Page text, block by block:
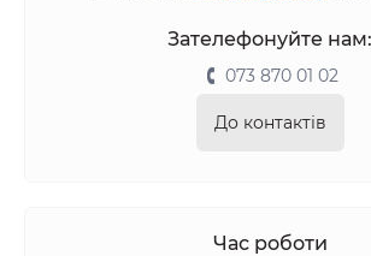
Зателефонуйте нам:
073 870 01 02
До контактів
Час роботи